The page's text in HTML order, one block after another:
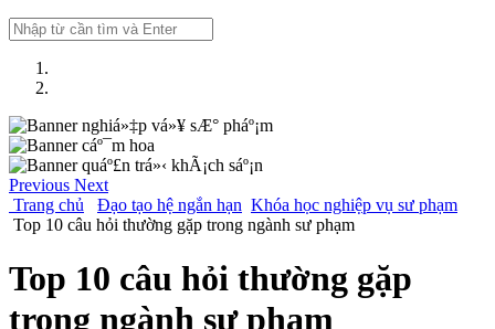
Previous Next
Trang chủ
Đạo tạo hệ ngắn hạn Khóa học nghiệp vụ sư phạm
Top 10 câu hỏi thường gặp trong ngành sư phạm
Top 10 câu hỏi thường gặp
trong ngành sư phạm